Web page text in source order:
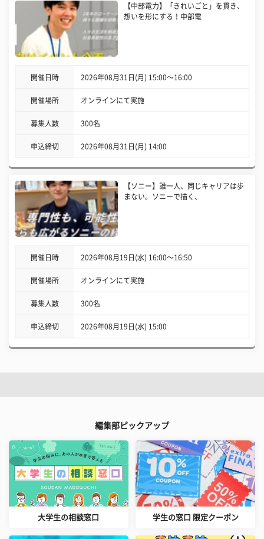
【中部電力】「きれいごと」を貫き、
想いを形にする！中部電
開催日時 2026年08月31日(月) 15:00〜16:00
開催場所 オンラインにて実施
募集人数 300名
申込締切 2026年08月31日(月) 14:00
【ソニー】誰一人、同じキャリアは歩
まない。ソニーで描く、
開催日時 2026年08月19日(水) 16:00〜16:50
開催場所 オンラインにて実施
募集人数 300名
申込締切 2026年08月19日(水) 15:00
編集部ピックアップ
大学生の相談窓口 学生の窓口 限定クーポン